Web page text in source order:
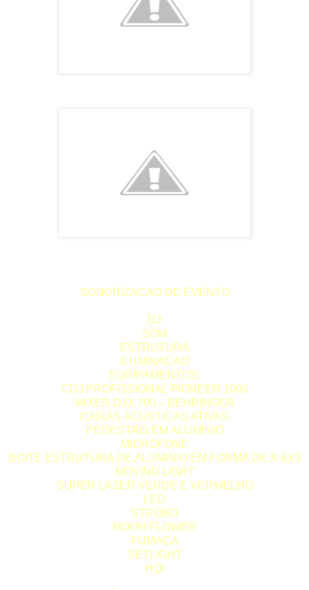
SONORIZACAO DE EVENTO
DJ
SOM
ESTRUTURA
ILUMINACAO
EQUIPAMENTOS:
CDJ PROFISSIONAL PIONEER 1000
MIXER DJX 700 – BEHRINGER
CAIXAS ACUSTICAS ATIVAS
PEDESTAIS EM ALUMINIO
MICROFONE
BOITE ESTRUTURA DE ALUMINIO EM FORMA DE X 6X3
MOVING LIGHT
SUPER LAZER VERDE E VERMELHO
LED
STROBO
MOON FLOWER
FUMAÇA
SETLIGHT
HQI